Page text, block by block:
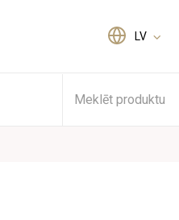
LV
Meklēt produktu